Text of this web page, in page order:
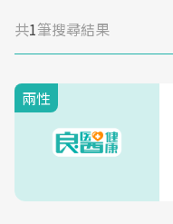
共1筆搜尋結果
兩性